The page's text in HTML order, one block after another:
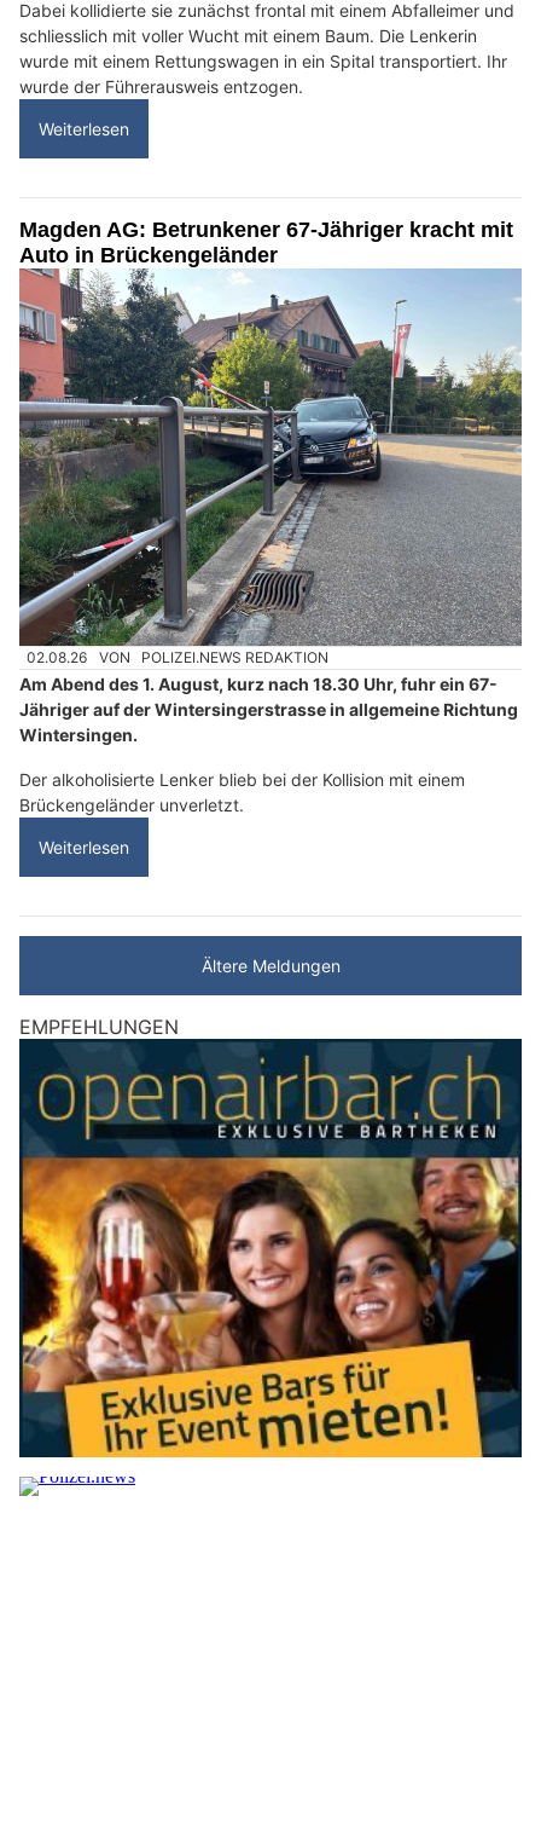
Dabei kollidierte sie zunächst frontal mit einem Abfalleimer und
schliesslich mit voller Wucht mit einem Baum. Die Lenkerin
wurde mit einem Rettungswagen in ein Spital transportiert. Ihr
wurde der Führerausweis entzogen.
Weiterlesen
Magden AG: Betrunkener 67-Jähriger kracht mit
Auto in Brückengeländer
02.08.26 VON POLIZEI.NEWS REDAKTION
Am Abend des 1. August, kurz nach 18.30 Uhr, fuhr ein 67-
Jähriger auf der Wintersingerstrasse in allgemeine Richtung
Wintersingen.
Der alkoholisierte Lenker blieb bei der Kollision mit einem
Brückengeländer unverletzt.
Weiterlesen
Ältere Meldungen
EMPFEHLUNGEN